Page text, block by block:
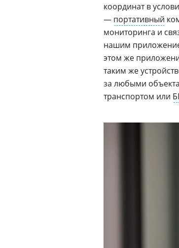
координат в
— портативный
мониторинга и
нашим
этом же
таким же
за любыми
транспортом или